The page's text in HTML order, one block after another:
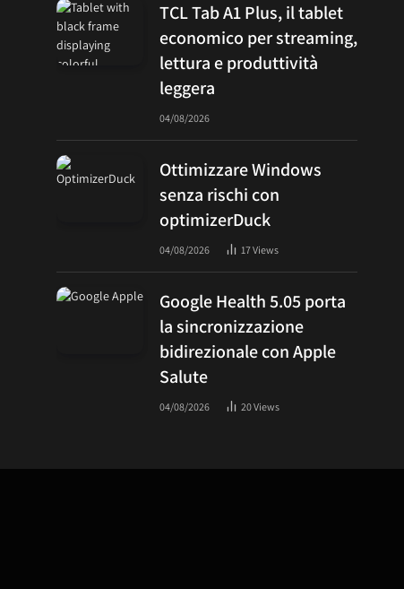
TCL Tab A1 Plus, il tablet
economico per streaming,
lettura e produttività
leggera
04/08/2026
Ottimizzare Windows
senza rischi con
optimizerDuck
04/08/2026 17Views
Google Health 5.05 porta
la sincronizzazione
bidirezionale con Apple
Salute
04/08/2026 20Views